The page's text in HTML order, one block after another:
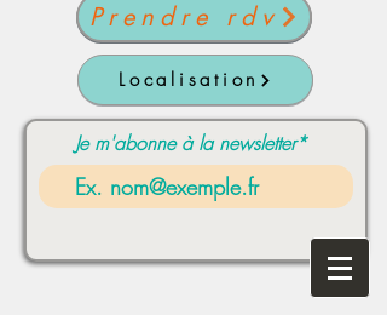
Prendre rdv
Localisation
Je m'abonne à la newsletter*